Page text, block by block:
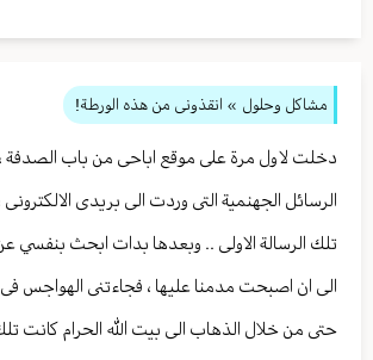
مشاكل وحلول » انقذونى من هذه الورطة!
دخلت لاول مرة على موقع اباحى من باب
الرسائل الجهنمية التى وردت الى بريدى الالكترونى
تلك الرسالة الاولى .. وبعدها بدات ابحث بنفسي
الى ان اصبحت مدمنا عليها ، فجاءتنى الهواجس
حتى من خلال الذهاب الى بيت الله الحرام كانت